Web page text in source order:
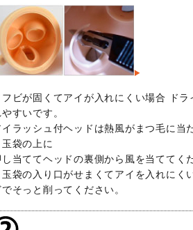
フビが固くてアイが入れにくい場合 ドラ
すいです。
イラッシュ付ヘッドは熱風がまつ毛に当
袋の上に
当ててヘッドの裏側から風を当ててく
玉袋の入り口がせまくてアイを入れにく
そっと削ってください。